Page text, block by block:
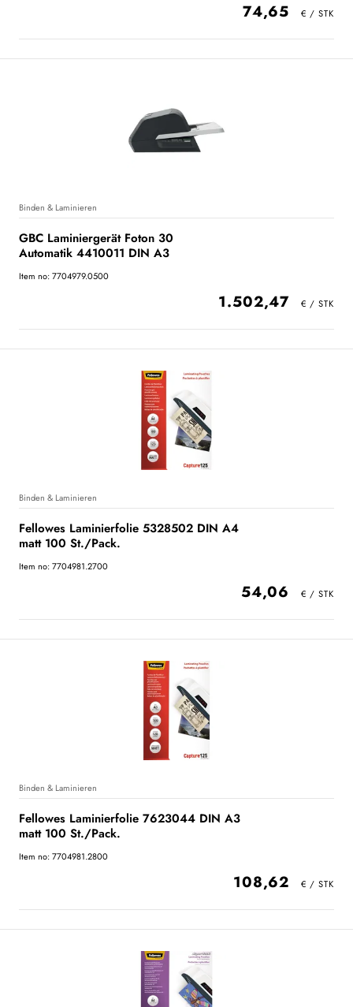
74,65
Binden & Laminieren
GBC Laminiergerät Foton 30
Automatik 4410011 DIN A3
Item no: 7704979.0500
1.502,47
Binden & Laminieren
Fellowes Laminierfolie 5328502 DIN A4
matt 100 St./Pack.
Item no: 7704981.2700
54,06
Binden & Laminieren
Fellowes Laminierfolie 7623044 DIN A3
matt 100 St./Pack.
Item no: 7704981.2800
108,62